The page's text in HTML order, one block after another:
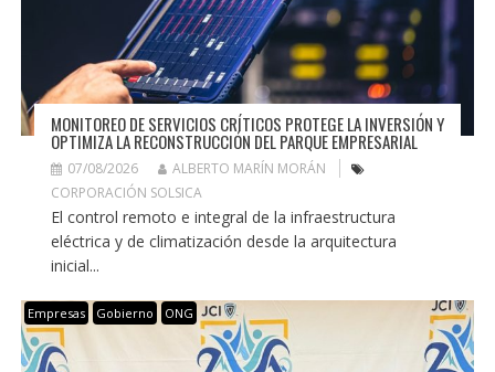
MONITOREO DE SERVICIOS CRÍTICOS PROTEGE LA INVERSIÓN Y
OPTIMIZA LA RECONSTRUCCIÓN DEL PARQUE EMPRESARIAL
07/08/2026
ALBERTO MARÍN MORÁN
CORPORACIÓN SOLSICA
El control remoto e integral de la infraestructura
eléctrica y de climatización desde la arquitectura
inicial...
Empresas Gobierno ONG